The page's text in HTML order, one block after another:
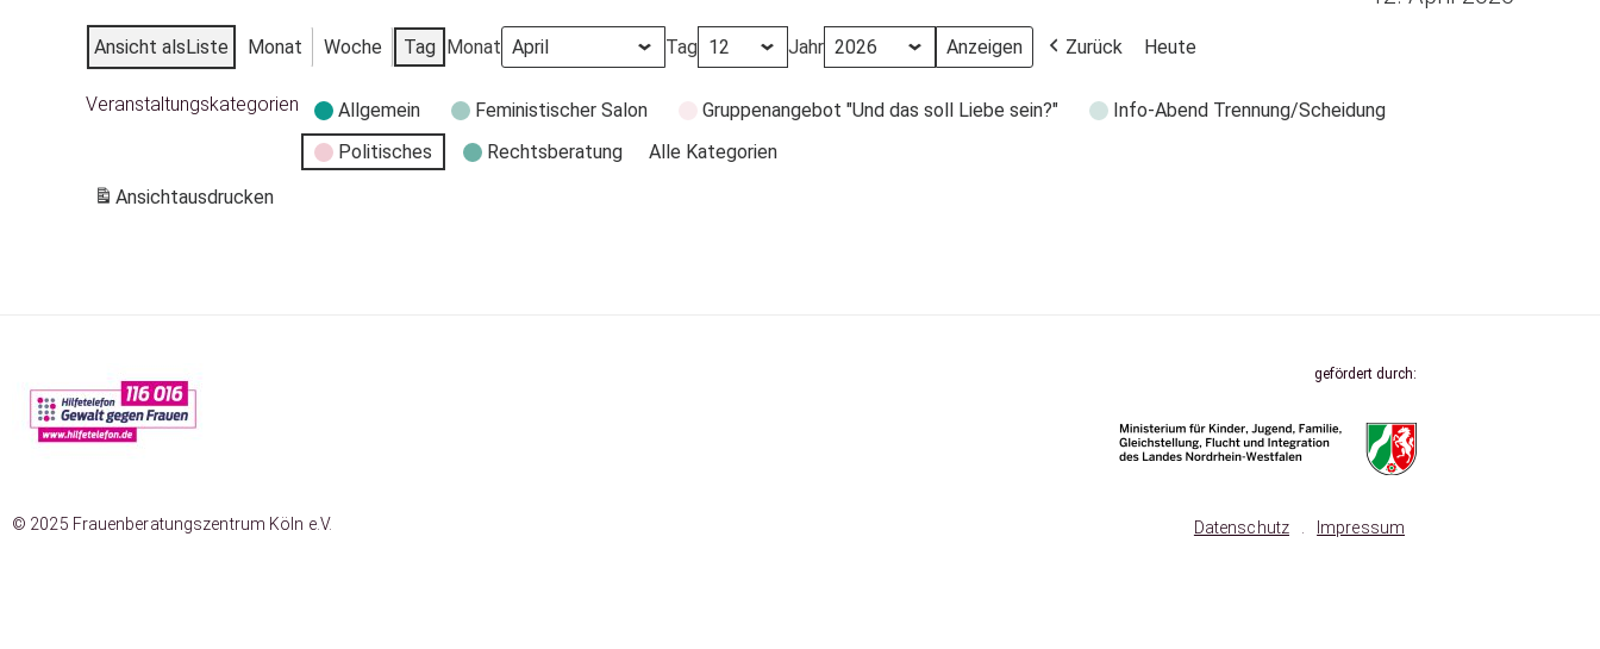
Ansicht alsListe Monat Woche Tag Monat Tag Jahr Zurück Heute
Veranstaltungskategorien Allgemein Feministischer Salon Gruppenangebot "Und das soll Liebe sein?"
Info-Abend Trennung/Scheidung
Politisches
Rechtsberatung
Alle Kategorien
Ansichtausdrucken
gefördert durch:
© 2025 Frauenberatungszentrum Köln e.V. Datenschutz Impressum